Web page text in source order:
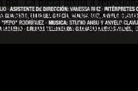
cristiana y la necesidad
humana y la gracia de